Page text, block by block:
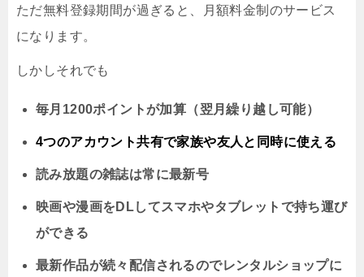
ただ無料登録期間が過ぎると、月額料金制のサービス
になります。
しかしそれでも
毎月1200ポイントが加算（翌月繰り越し可能）
4つのアカウント共有で家族や友人と同時に使える
読み放題の雑誌は常に最新号
映画や漫画をDLしてスマホやタブレットで持ち運び
ができる
最新作品が続々配信されるのでレンタルショップに